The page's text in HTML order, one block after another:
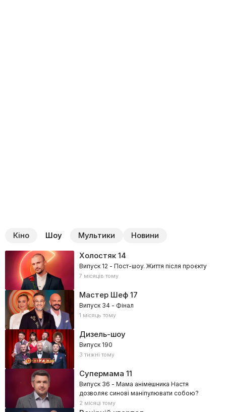
Кіно Шоу Мультики Новини
Холостяк14
Випуск 12 - Пост-шоу. Життя після проєкту
7 місяців тому
Мастер Шеф17
Випуск 34 - Фінал
1 місяць тому
Дизель-шоу
Випуск 190
3 тижні тому
Супермама 11
Випуск 36 - Мама анімешника Настя
дозволяє синові маніпулювати собою?
2 місяці тому